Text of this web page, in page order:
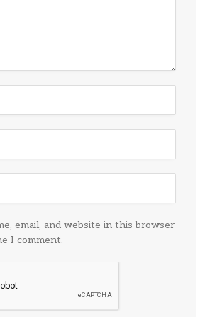
email, and website in this browser
I comment.